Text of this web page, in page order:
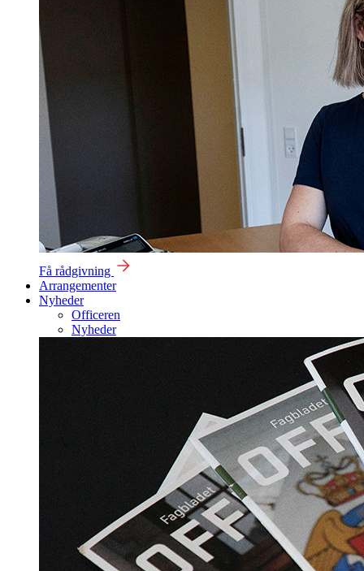
Få rådgivning
Arrangementer
Nyheder
Officeren
Nyheder